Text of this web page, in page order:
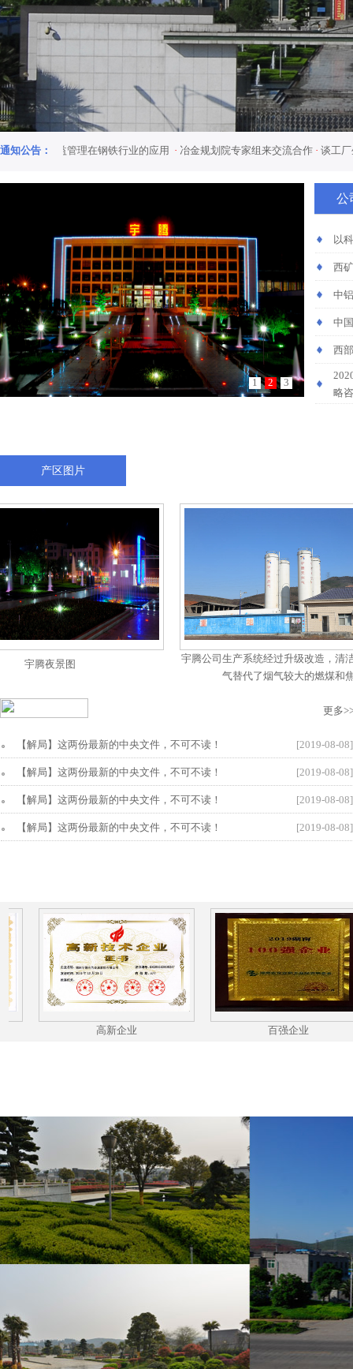
通知公告：
·精益管理在钢铁行业的应用 ·冶金规划院专家组来交流合作·谈工厂生产
1 2 3
公
以
西
中
中
西
略
产区图片
宇腾夜景图
宇腾公司生产系统经过升级改
气替代了烟气较大的
更多
【解局】这两份最新的中央文件，不可不读！ [2019-08-08]
【解局】这两份最新的中央文件，不可不读！ [2019-08-08]
【解局】这两份最新的中央文件，不可不读！ [2019-08-08]
【解局】这两份最新的中央文件，不可不读！ [2019-08-08]